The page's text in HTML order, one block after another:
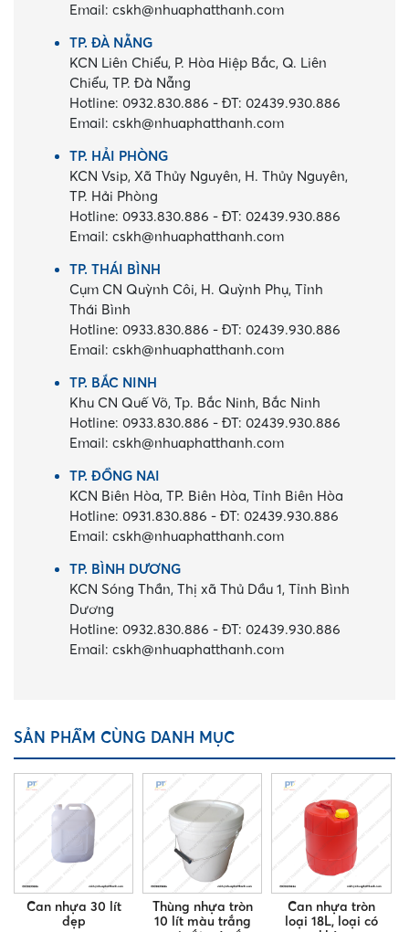
Email:cskh@nhuaphatthanh.com
TP. ĐÀ NẴNG
KCN Liên Chiểu, P. Hòa Hiệp Bắc, Q. Liên
Chiểu, TP. Đà Nẵng
Hotline: 0932.830.886 -ĐT: 02439.930.886
Email:cskh@nhuaphatthanh.com
TP. HẢI PHÒNG
KCN Vsip, Xã Thủy Nguyên, H. Thủy Nguyên,
TP. Hải Phòng
Hotline: 0933.830.886 -ĐT: 02439.930.886
Email:cskh@nhuaphatthanh.com
TP. THÁI BÌNH
Cụm CN Quỳnh Côi, H. Quỳnh Phụ, Tỉnh
Thái Bình
Hotline: 0933.830.886 -ĐT: 02439.930.886
Email:cskh@nhuaphatthanh.com
TP. BẮC NINH
Khu CN Quế Võ, Tp. Bắc Ninh, Bắc Ninh
Hotline: 0933.830.886 -ĐT: 02439.930.886
Email:cskh@nhuaphatthanh.com
TP. ĐỒNG NAI
KCN Biên Hòa, TP. Biên Hòa, Tỉnh Biên Hòa
Hotline: 0931.830.886 -ĐT: 02439.930.886
Email:cskh@nhuaphatthanh.com
TP. BÌNH DƯƠNG
KCN Sóng Thần, Thị xã Thủ Dầu 1, Tỉnh Bình
Dương
Hotline: 0932.830.886 -ĐT: 02439.930.886
Email:cskh@nhuaphatthanh.com
SẢN PHẨM CÙNG DANH MỤC
Can nhựa 30 lít
đẹp
Thùng nhựa tròn
10 lít màu trắng
Can nhựa tròn
loại 18L, loại có